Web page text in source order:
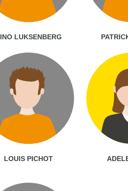
LUKSENBERG
LOUIS PICHOT